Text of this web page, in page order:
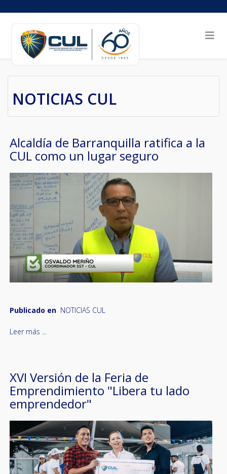
NOTICIAS CUL
Alcaldía de Barranquilla ratifica a la
CUL como un lugar seguro
Publicado en NOTICIAS CUL
Leer más ...
XVI Versión de la Feria de
Emprendimiento "Libera tu lado
emprendedor"